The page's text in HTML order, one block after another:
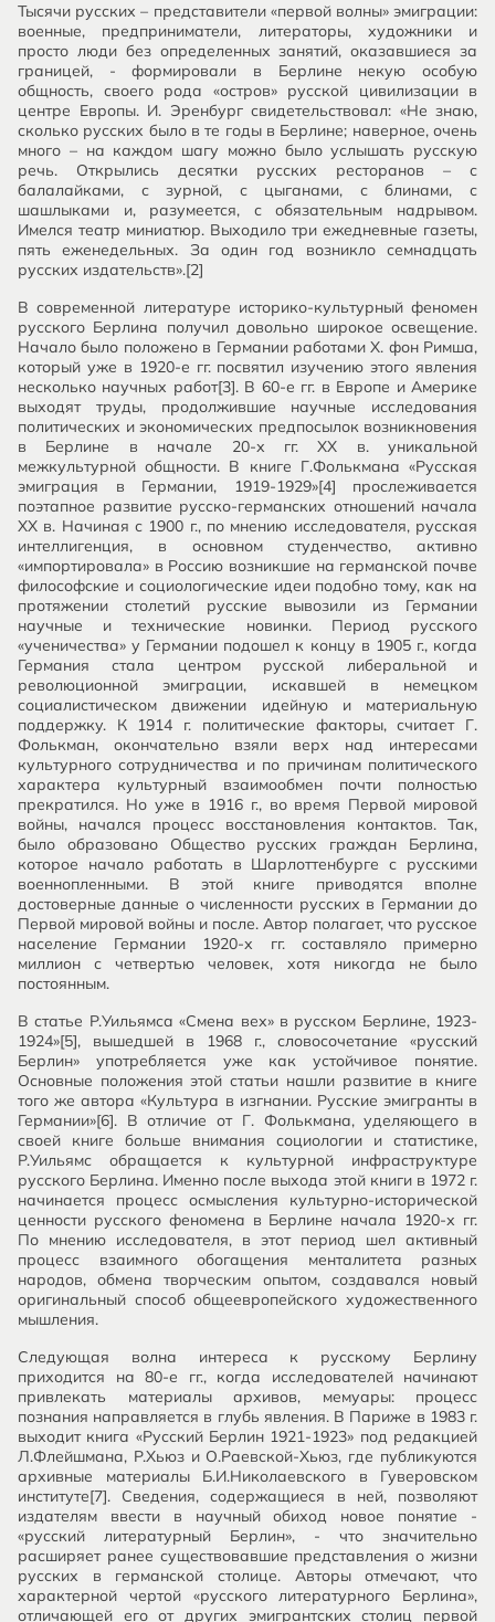
Тысячи русских – представители «первой волны» эмиграции:
военные, предприниматели, литераторы, художники и
просто люди без определенных занятий, оказавшиеся за
границей, - формировали в Берлине некую особую
общность, своего рода «остров» русской цивилизации в
центре Европы. И. Эренбург свидетельствовал: «Не знаю,
сколько русских было в те годы в Берлине; наверное, очень
много – на каждом шагу можно было услышать русскую
речь. Открылись десятки русских ресторанов – с
балалайками, с зурной, с цыганами, с блинами, с
шашлыками и, разумеется, с обязательным надрывом.
Имелся театр миниатюр. Выходило три ежедневные газеты,
пять еженедельных. За один год возникло семнадцать
русских издательств».[2]
В современной литературе историко-культурный феномен
русского Берлина получил довольно широкое освещение.
Начало было положено в Германии работами X. фон Римша,
который уже в 1920-е гг. посвятил изучению этого явления
несколько научных работ[3]. В 60-е гг. в Европе и Америке
выходят труды, продолжившие научные исследования
политических и экономических предпосылок возникновения
в Берлине в начале 20-х гг. XX в. уникальной
межкультурной общности. В книге Г.Фолькмана «Русская
эмиграция в Германии, 1919-1929»[4] прослеживается
поэтапное развитие русско-германских отношений начала
XX в. Начиная с 1900 г., по мнению исследователя, русская
интеллигенция, в основном студенчество, активно
«импортировала» в Россию возникшие на германской почве
философские и социологические идеи подобно тому, как на
протяжении столетий русские вывозили из Германии
научные и технические новинки. Период русского
«ученичества» у Германии подошел к концу в 1905 г., когда
Германия стала центром русской либеральной и
революционной эмиграции, искавшей в немецком
социалистическом движении идейную и материальную
поддержку. К 1914 г. политические факторы, считает Г.
Фолькман, окончательно взяли верх над интересами
культурного сотрудничества и по причинам политического
характера культурный взаимообмен почти полностью
прекратился. Но уже в 1916 г., во время Первой мировой
войны, начался процесс восстановления контактов. Так,
было образовано Общество русских граждан Берлина,
которое начало работать в Шарлоттенбурге с русскими
военнопленными. В этой книге приводятся вполне
достоверные данные о численности русских в Германии до
Первой мировой войны и после. Автор полагает, что русское
население Германии 1920-х гг. составляло примерно
миллион с четвертью человек, хотя никогда не было
постоянным.
В статье Р.Уильямса «Смена вех» в русском Берлине, 1923-
1924»[5], вышедшей в 1968 г., словосочетание «русский
Берлин» употребляется уже как устойчивое понятие.
Основные положения этой статьи нашли развитие в книге
того же автора «Культура в изгнании. Русские эмигранты в
Германии»[6]. В отличие от Г. Фолькмана, уделяющего в
своей книге больше внимания социологии и статистике,
Р.Уильямс обращается к культурной инфраструктуре
русского Берлина. Именно после выхода этой книги в 1972 г.
начинается процесс осмысления культурно-исторической
ценности русского феномена в Берлине начала 1920-х гг.
По мнению исследователя, в этот период шел активный
процесс взаимного обогащения менталитета разных
народов, обмена творческим опытом, создавался новый
оригинальный способ общеевропейского художественного
мышления.
Следующая волна интереса к русскому Берлину
приходится на 80-е гг., когда исследователей начинают
привлекать материалы архивов, мемуары: процесс
познания направляется в глубь явления. В Париже в 1983 г.
выходит книга «Русский Берлин 1921-1923» под редакцией
Л.Флейшмана, Р.Хьюз и О.Раевской-Хьюз, где публикуются
архивные материалы Б.И.Николаевского в Гуверовском
институте[7]. Сведения, содержащиеся в ней, позволяют
издателям ввести в научный обиход новое понятие -
«русский литературный Берлин», - что значительно
расширяет ранее существовавшие представления о жизни
русских в германской столице. Авторы отмечают, что
характерной чертой «русского литературного Берлина»,
отличающей его от других эмигрантских столиц первой